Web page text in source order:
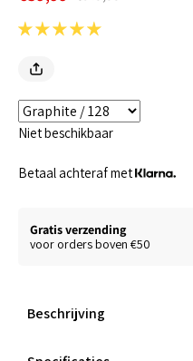
Niet beschikbaar
Betaal achteraf met
Gratis verzending
voor orders boven €50
Beschrijving